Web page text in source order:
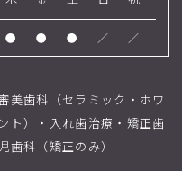
● ● ● ／ ／
美歯科（セラミック・ホワ
ト）・入れ歯治療・矯正歯
科（矯正のみ）